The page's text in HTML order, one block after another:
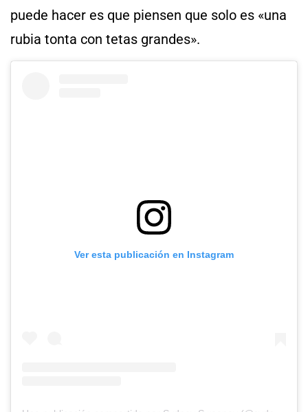
puede hacer es que piensen que solo es «una
rubia tonta con tetas grandes».
Ver esta publicación en Instagram